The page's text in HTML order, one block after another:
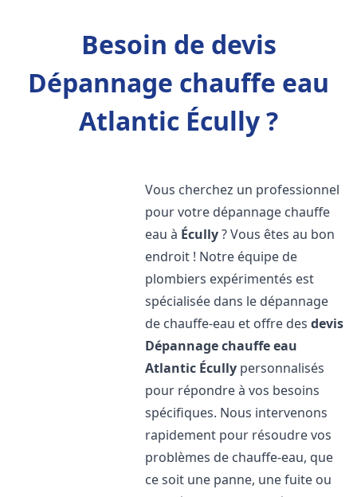
Besoin de devis
Dépannage chauffe eau
Atlantic Écully ?
Vous cherchez un professionnel
pour votre dépannage chauffe
eau à Écully? Vous êtes au bon
endroit ! Notre équipe de
plombiers expérimentés est
spécialisée dans le dépannage
de chauffe-eau et offre desdevis
Dépannage chauffe eau
Atlantic Écully personnalisés
pour répondre à vos besoins
spécifiques. Nous intervenons
rapidement pour résoudre vos
problèmes de chauffe-eau, que
ce soit une panne, une fuite ou